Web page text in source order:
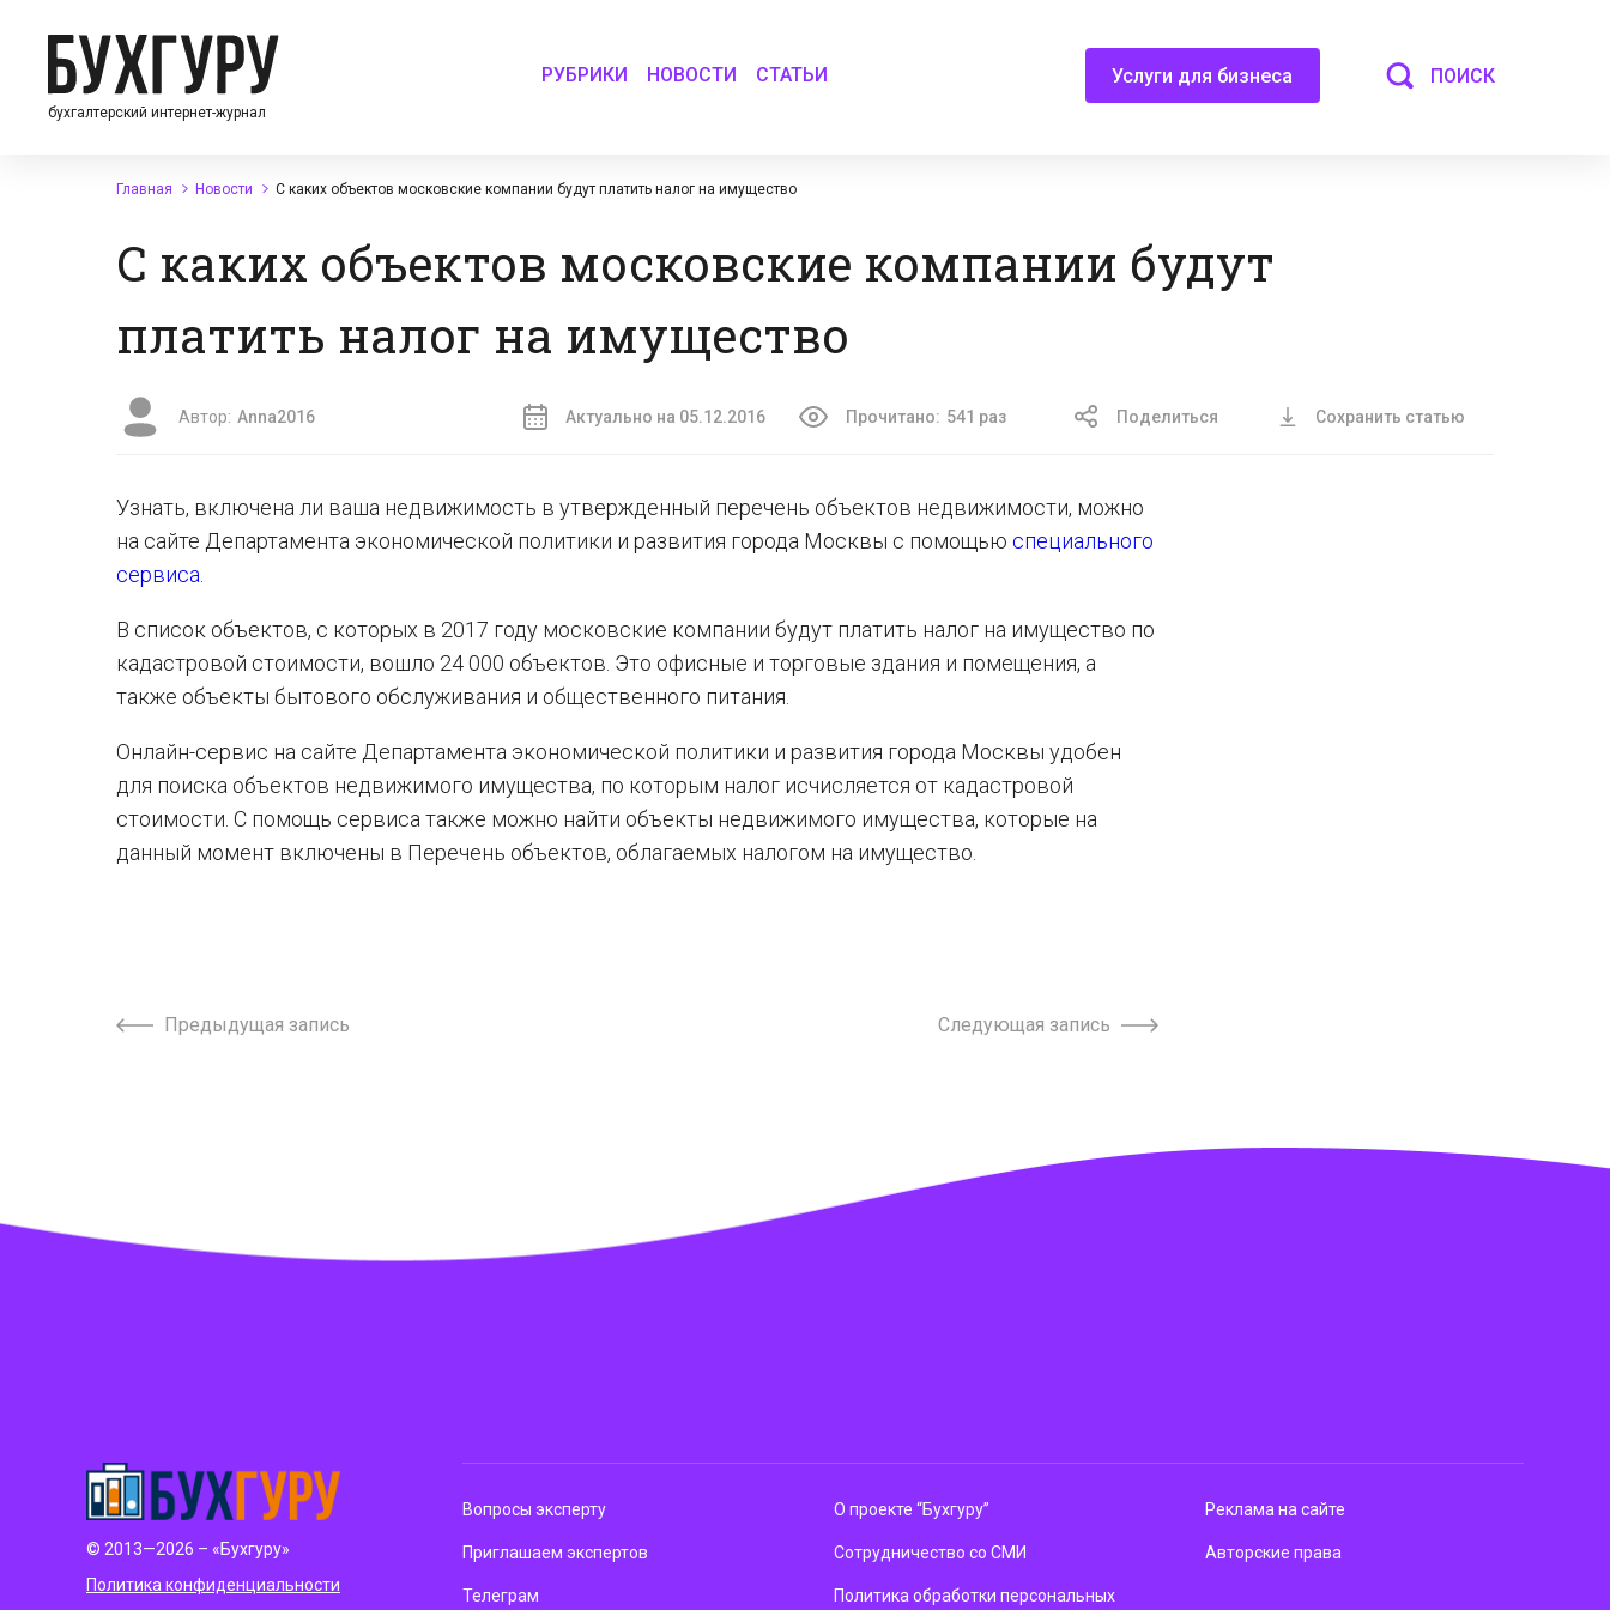
бухгалтерский интернет-журнал
РУБРИКИ НОВОСТИ СТАТЬИ Услуги для бизнеса ПОИСК
Главная Новости С каких объектов московские компании будут платить налог на имущество
С каких объектов московские компании будут
платить налог на имущество
Автор: Anna2016 Актуально на 05.12.2016 Прочитано: 541 раз Поделиться Сохранить статью
Узнать, включена ли ваша недвижимость в утвержденный перечень объектов недвижимости, можно
на сайте Департамента экономической политики и развития города Москвы с помощью специального
сервиса
В список объектов, с которых в 2017 году московские компании будут платить налог на имущество по
кадастровой стоимости, вошло 24 000 объектов. Это офисные и торговые здания и помещения, а
также объекты бытового обслуживания и общественного питания.
Онлайн-сервис на сайте Департамента экономической политики и развития города Москвы удобен
для поиска объектов недвижимого имущества, по которым налог исчисляется от кадастровой
стоимости. С помощь сервиса также можно найти объекты недвижимого имущества, которые на
данный момент включены в Перечень объектов, облагаемых налогом на имущество.
Предыдущая запись Следующая запись
© 2013—2026 – «Бухгуру»
Политика конфиденциальности
Вопросы эксперту
Приглашаем экспертов
Телеграм
О проекте “Бухгуру”
Сотрудничество со СМИ
Политика обработки персональных
Реклама на сайте
Авторские права